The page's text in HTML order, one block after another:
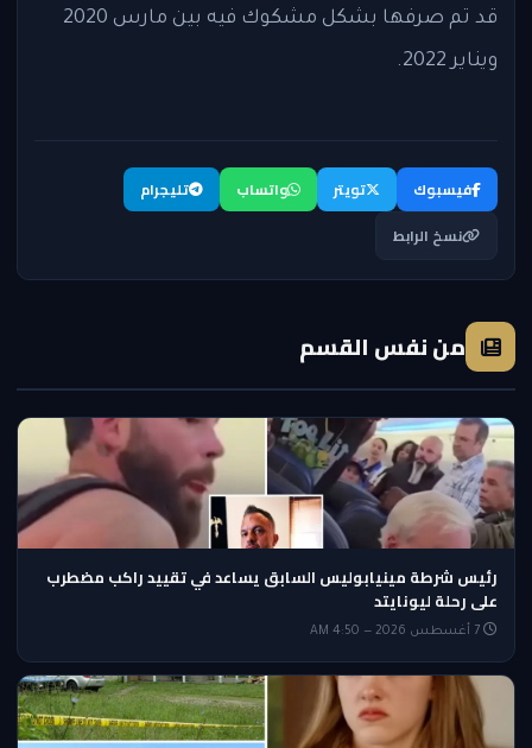
قد تم صرفها بشكل مشكوك فيه بين مارس 2020
ويناير 2022.
فيسبوك تويتر واتساب
تليجرام
نسخ الرابط
من نفس القسم
رئيس شرطة مينيابوليس السابق يساعد في تقييد راكب مضطرب
على رحلة ليونايتد